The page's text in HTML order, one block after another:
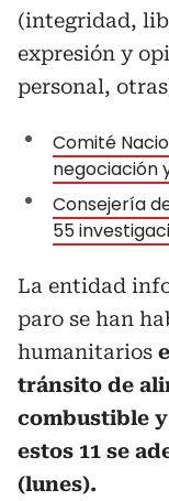
(integridad,
expresión y
personal,
Comité
negociación
Consejería
55
La entidad
paro se han
humanitarios
tránsito de
combustible
estos 11 se
(lunes).